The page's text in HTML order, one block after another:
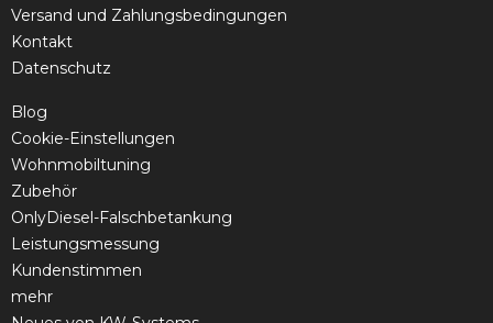
Versand und Zahlungsbedingungen
Kontakt
Datenschutz
Blog
Cookie-Einstellungen
Wohnmobiltuning
Zubehör
OnlyDiesel-Falschbetankung
Leistungsmessung
Kundenstimmen
mehr